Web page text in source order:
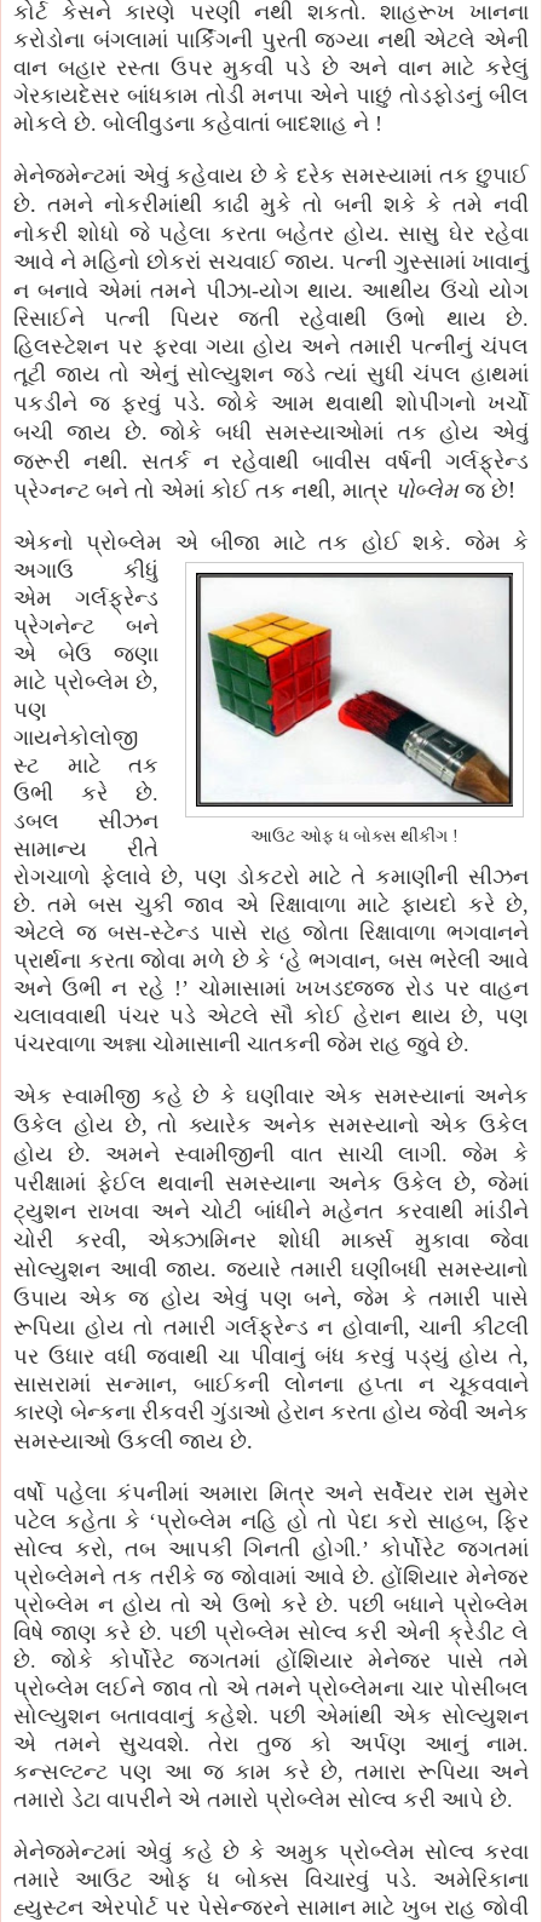
કોર્ટ કેસને કારણે પરણી નથી શકતો. શાહરૂખ ખાનના
કરોડોના બંગલામાં પાર્કિંગની પુરતી જગ્યા નથી એટલે એની
વાન બહાર રસ્તા ઉપર મુકવી પડે છે અને વાન માટે કરેલું
ગેરકાયદેસર બાંધકામ તોડી મનપા એને પાછું તોડફોડનું બીલ
મોકલે છે. બોલીવુડના કહેવાતાં બાદશાહ ને !
મેનેજમેન્ટમાં એવું કહેવાય છે કે દરેક સમસ્યામાં તક છુપાઈ
છે. તમને નોકરીમાંથી કાઢી મુકે તો બની શકે કે તમે નવી
નોકરી શોધો જે પહેલા કરતા બહેતર હોય.સાસુ ઘેર રહેવા
આવે ને મહિનો છોકરાં સચવાઈ જાય. પત્ની ગુસ્સામાં ખાવાનું
ન બનાવે એમાં તમને પીઝા-યોગ થાય. આથીય ઉંચો યોગ
રિસાઈને પત્ની પિયર જતી રહેવાથી ઉભો થાય છે.
હિલસ્ટેશન પર ફરવા ગયા હોય અને તમારી પત્નીનું ચંપલ
તૂટી જાય તો એનું સોલ્યુશન જડે ત્યાં સુધી ચંપલ હાથમાં
પકડીને જ ફરવું પડે. જોકે આમ થવાથી શોપીંગનો ખર્ચો
બચી જાય છે.જોકે બધી સમસ્યાઓમાં તક હોય એવું
જરૂરી નથી. સતર્ક ન રહેવાથી બાવીસ વર્ષની ગર્લફ્રેન્ડ
પ્રેગ્નન્ટ બને તો એમાં કોઈ તક નથી, માત્ર પોબ્લેમજ છે!
એકનો પ્રોબ્લેમ એ બીજા માટે તક હોઈ શકે. જેમ કે
અગાઉ કીધું
આઉટ ઓફ ધ બોક્સ થીંકીંગ !
એમ ગર્લફ્રેન્ડ
પ્રેગનેન્ટ બને
એ બેઉ જણા
માટે પ્રોબ્લેમ છે,
પણ
ગાયનેકોલોજી
સ્ટ માટે તક
ઉભી કરે છે.
ડબલ સીઝન
સામાન્ય રીતે
રોગચાળો ફેલાવે છે, પણ ડોકટરો માટે તે કમાણીની સીઝન
છે. તમે બસ ચુકી જાવ એ રિક્ષાવાળા માટે ફાયદો કરે છે,
એટલે જ બસ-સ્ટેન્ડ પાસે રાહ જોતા રિક્ષાવાળા ભગવાનને
પ્રાર્થના કરતા જોવા મળે છે કે ‘હે ભગવાન, બસ ભરેલી આવે
અને ઉભી ન રહે !’ ચોમાસામાં ખખડધ્જ્જ રોડ પર વાહન
ચલાવવાથી પંચર પડે એટલે સૌ કોઈ હેરાન થાય છે, પણ
પંચરવાળા અન્ના ચોમાસાની ચાતકની જેમ રાહ જુવે છે.
એક સ્વામીજી કહે છે કે ઘણીવાર એક સમસ્યાનાં અનેક
ઉકેલ હોય છે,તો ક્યારેક અનેક સમસ્યાનો એક ઉકેલ
હોય છે.
અમને સ્વામીજીની વાત સાચી લાગી. જેમ કે
પરીક્ષામાં ફેઈલ થવાની સમસ્યાના અનેક ઉકેલ છે,જેમાં
ટ્યુશન રાખવા અને ચોટી બાંધીને મહેનત કરવાથી માંડીને
ચોરી કરવી,
એક્ઝામિનર શોધી માર્ક્સ મુકાવા જેવા
સોલ્યુશન આવી જાય.જયારે તમારી ઘણીબધી સમસ્યાનો
ઉપાય એક જ હોય એવું પણ બને,જેમ કે તમારી પાસે
રૂપિયા હોય તો તમારી ગર્લફ્રેન્ડ ન હોવાની,ચાની કીટલી
પર ઉધાર વધી જવાથી ચા પીવાનું બંધ કરવું પડ્યું હોય તે,
સાસરામાં સન્માન, બાઈકની લોનના હપ્તા ન ચૂકવવાને
કારણે બેન્કના રીકવરી ગુંડાઓ હેરાન કરતા હોય જેવી અનેક
સમસ્યાઓ ઉકલી જાય છે.
વર્ષો પહેલા કંપનીમાં અમારા મિત્ર અને સર્વેયર રામ સુમેર
પટેલ કહેતા કે ‘પ્રોબ્લેમ નહિ હો તો પેદા કરો સાહબ, ફિર
સોલ્વ કરો, તબ આપકી ગિનતી હોગી.’ કોર્પોરેટ જગતમાં
પ્રોબ્લેમને તક તરીકે જ જોવામાં આવે છે. હોંશિયાર મેનેજર
પ્રોબ્લેમ ન હોય તો એ ઉભો કરે છે. પછી બધાને પ્રોબ્લેમ
વિષે જાણ કરે છે. પછી પ્રોબ્લેમ સોલ્વ કરી એની ક્રેડીટ લે
છે. જોકે કોર્પોરેટ જગતમાં હોંશિયાર મેનેજર પાસે તમે
પ્રોબ્લેમ લઈને જાવ તો એ તમને પ્રોબ્લેમના ચાર પોસીબલ
સોલ્યુશન બતાવવાનું કહેશે. પછી એમાંથી એક સોલ્યુશન
એ તમને સુચવશે. તેરા તુજ કો અર્પણ આનું નામ.
કન્સલ્ટન્ટ પણ આ જ કામ કરે છે, તમારા રૂપિયા અને
તમારો ડેટા વાપરીને એ તમારો પ્રોબ્લેમ સોલ્વ કરી આપે છે.
મેનેજમેન્ટમાં એવું કહે છે કે અમુક પ્રોબ્લેમ સોલ્વ કરવા
તમારે આઉટ ઓફ ધ બોક્સ વિચારવું પડે. અમેરિકાના
હ્યુસ્ટન એરપોર્ટ પર પેસેન્જરને સામાન માટે ખુબ રાહ જોવી